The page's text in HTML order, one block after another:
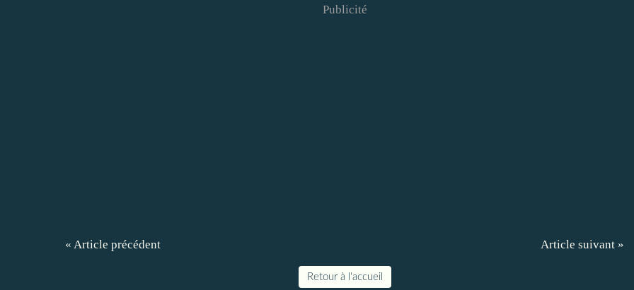
Publicité
« Article précédent Article suivant »
Retour à l'accueil